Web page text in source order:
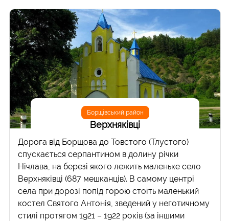
Борщівський район
Верхняківці
Дорога від Борщова до Товстого (Тлустого)
спускається серпантином в долину річки
Нічлава, на березі якого лежить маленьке село
Верхняківці (687 мешканців). В самому центрі
села при дорозі попід горою стоїть маленький
костел Святого Антонія, зведений у неготичному
стилі протягом 1921 – 1922 років (за іншими